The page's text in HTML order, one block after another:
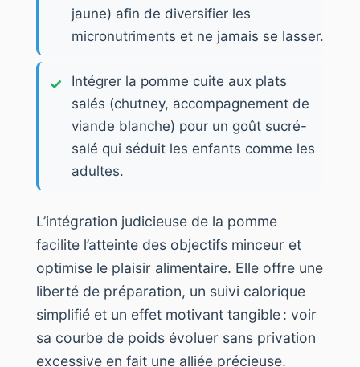
jaune) afin de diversifier les
micronutriments et ne jamais se lasser.
Intégrer la pomme cuite aux plats
salés (chutney, accompagnement de
viande blanche) pour un goût sucré-
salé qui séduit les enfants comme les
adultes.
L’intégration judicieuse de la pomme
facilite l’atteinte des objectifs minceur et
optimise le plaisir alimentaire. Elle offre une
liberté de préparation, un suivi calorique
simplifié et un effet motivant tangible : voir
sa courbe de poids évoluer sans privation
excessive en fait une alliée précieuse.